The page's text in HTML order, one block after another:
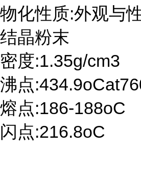
物化性质:外观与
结晶粉末
密度:1.35g/cm3
沸点
熔点:186-188oC
闪点:216.8oC